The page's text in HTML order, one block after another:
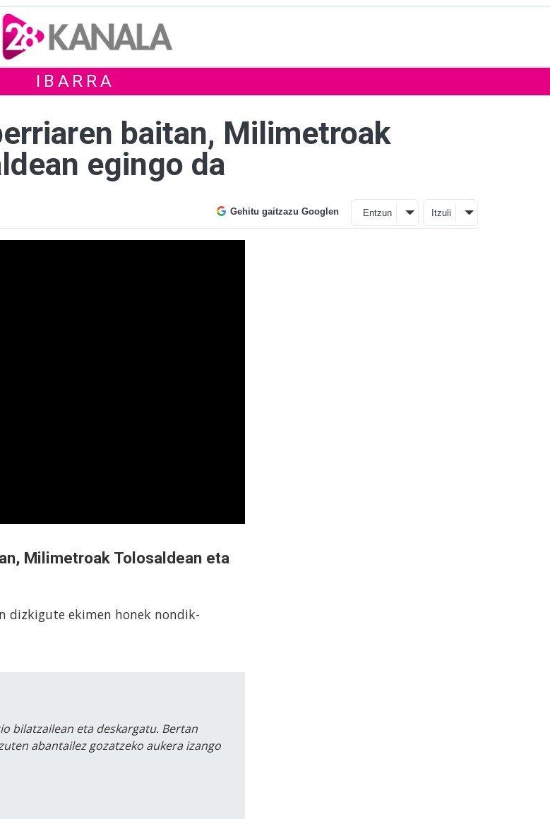
IBARRA
baitan, Milimetroak
egingo da
Gehitu gaitzazu Googlen Entzun Itzuli
Milimetroak Tolosaldean eta
dizkigute ekimen honek nondik-
bilatzailean eta deskargatu. Bertan
abantailez gozatzeko aukera izango